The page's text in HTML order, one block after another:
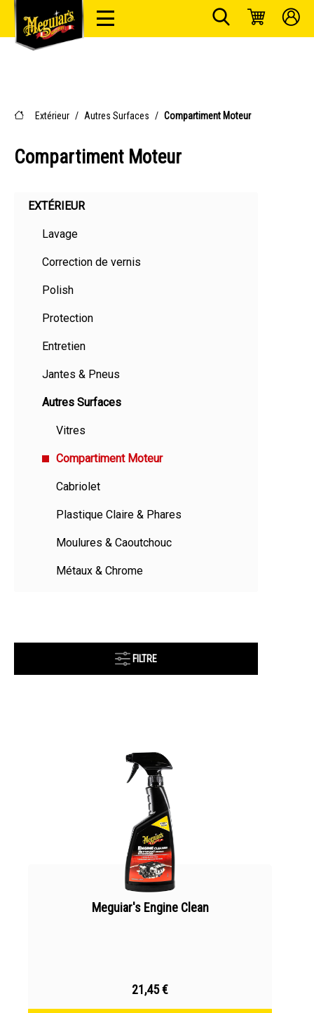
Extérieur / Autres Surfaces / Compartiment Moteur
Compartiment Moteur
EXTÉRIEUR
Lavage
Correction de vernis
Polish
Protection
Entretien
Jantes & Pneus
Autres Surfaces
Vitres
Compartiment Moteur
Cabriolet
Plastique Claire & Phares
Moulures & Caoutchouc
Métaux & Chrome
FILTRE
Meguiar's Engine Clean
21,45 €